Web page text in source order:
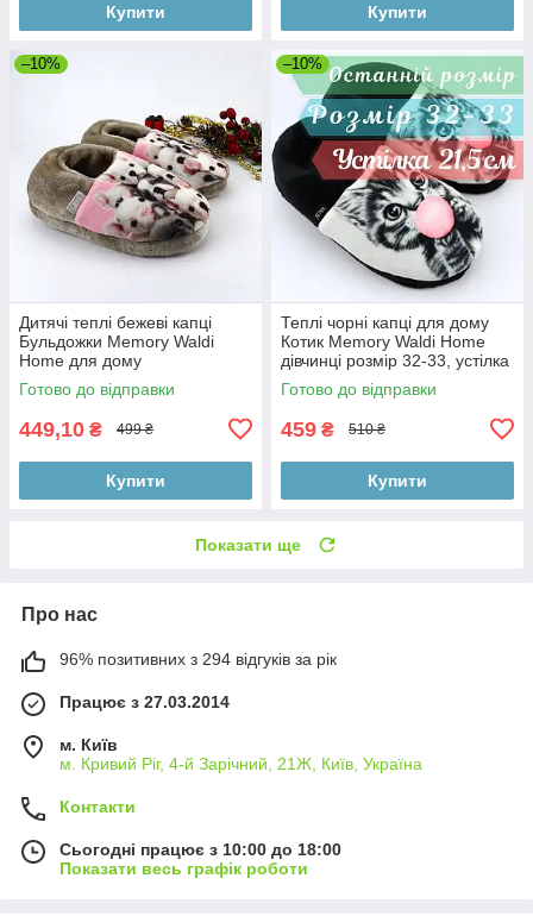
Купити Купити
–10%
Дитячі теплі бежеві капці
Бульдожки Memory Waldi
Home для дому
Готово до відправки
449,10 ₴ 499 ₴
Купити
–10%
Теплі чорні капці для дому
Котик Memory Waldi Home
дівчинці розмір 32-33, устілка
21,5 см
Готово до відправки
459 ₴ 510 ₴
Купити
Показати ще
Про нас
96% позитивних з 294 відгуків за рік
Працює з 27.03.2014
м. Київ
м. Кривий Ріг, 4-й Зарічний, 21Ж, Київ, Україна
Контакти
Сьогодні працює з 10:00 до 18:00
Показати весь графік роботи